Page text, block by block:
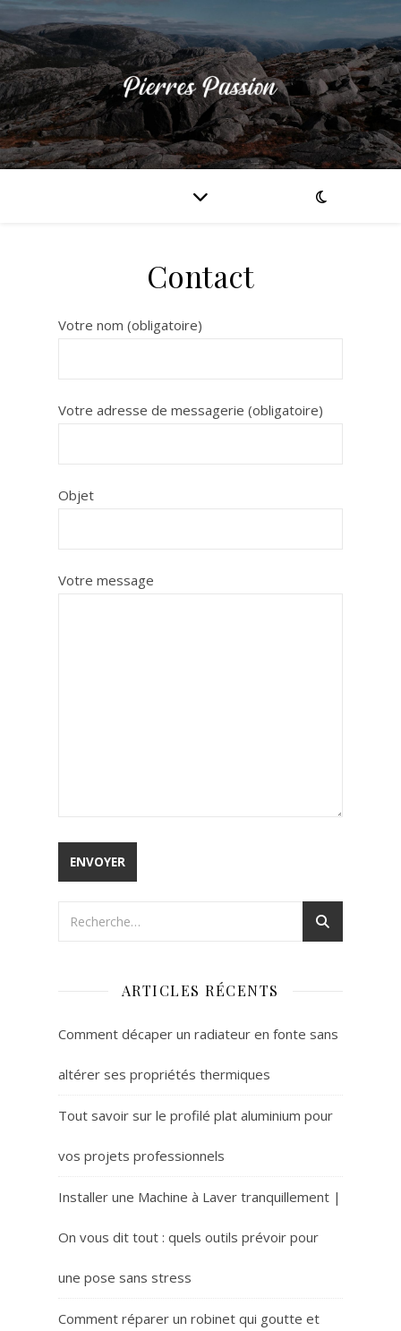
Contact
Votre nom (obligatoire)
Votre adresse de messagerie (obligatoire)
Objet
Votre message
ARTICLES RÉCENTS
Comment décaper un radiateur en fonte sans
altérer ses propriétés thermiques
Tout savoir sur le profilé plat aluminium pour
vos projets professionnels
Installer une Machine à Laver tranquillement |
On vous dit tout : quels outils prévoir pour
une pose sans stress
Comment réparer un robinet qui goutte et